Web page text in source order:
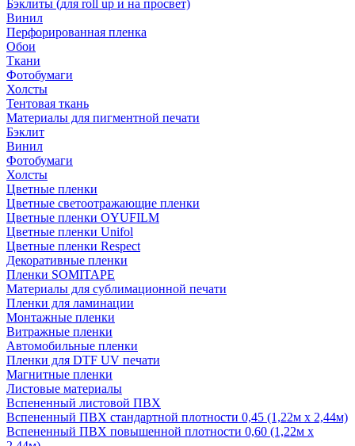
Бэклиты (для roll up и на просвет)
Винил
Перфорированная пленка
Обои
Ткани
Фотобумаги
Холсты
Тентовая ткань
Материалы для пигментной печати
Бэклит
Винил
Фотобумаги
Холсты
Цветные пленки
Цветные светоотражающие пленки
Цветные пленки OYUFILM
Цветные пленки Unifol
Цветные пленки Respect
Декоративные пленки
Пленки SOMITAPE
Материалы для сублимационной печати
Пленки для ламинации
Монтажные пленки
Витражные пленки
Автомобильные пленки
Пленки для DTF UV печати
Магнитные пленки
Листовые материалы
Вспененный листовой ПВХ
Вспененный ПВХ стандартной плотности 0,45 (1,22м х 2,44м)
Вспененный ПВХ повышенной плотности 0,60 (1,22м х